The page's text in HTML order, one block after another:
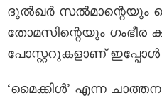
ദുൽഖർ സൽമാന്റെയും
തോമസിന്റെയും ഗംഭീര
പോസ്റ്ററുകളാണ് ഇപ്പോൾ
‘മൈക്കിൾ’ എന്ന